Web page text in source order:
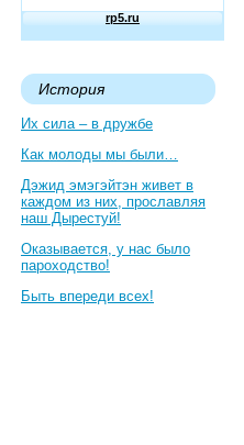
История
Их сила – в дружбе
Как молоды мы были…
Дэжид эмэгэйтэн живет в
каждом из них, прославляя
наш Дырестуй!
Оказывается, у нас было
пароходство!
Быть впереди всех!